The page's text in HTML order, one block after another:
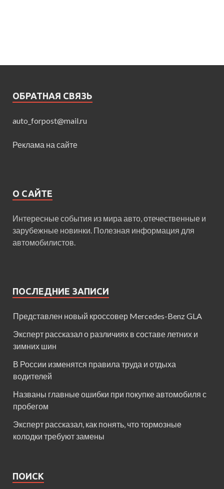
ОБРАТНАЯ СВЯЗЬ
auto_forpost@mail.ru
Реклама на сайте
О САЙТЕ
Интересные события из мира авто, отечественные и
зарубежные новинки. Полезная информация для
автомобилистов.
ПОСЛЕДНИЕ ЗАПИСИ
Представлен новый кроссовер Mercedes-Benz GLA
Эксперт рассказал о различиях в составе летних и
зимних шин
В России изменятся правила труда и отдыха
водителей
Названы главные ошибки при покупке автомобиля с
пробегом
Эксперт рассказал, как понять, что тормозные
колодки требуют замены
ПОИСК